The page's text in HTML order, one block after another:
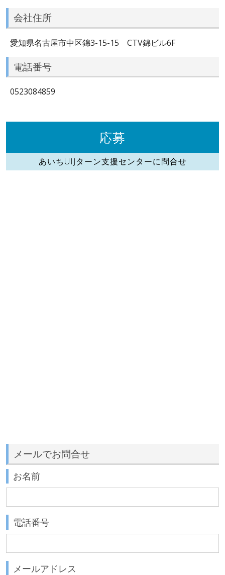
会社住所
愛知県名古屋市中区錦3-15-15 CTV錦ビル6F
電話番号
0523084859
応募
あいちUIJターン支援センターに問合せ
メールでお問合せ
お名前
電話番号
メールアドレス